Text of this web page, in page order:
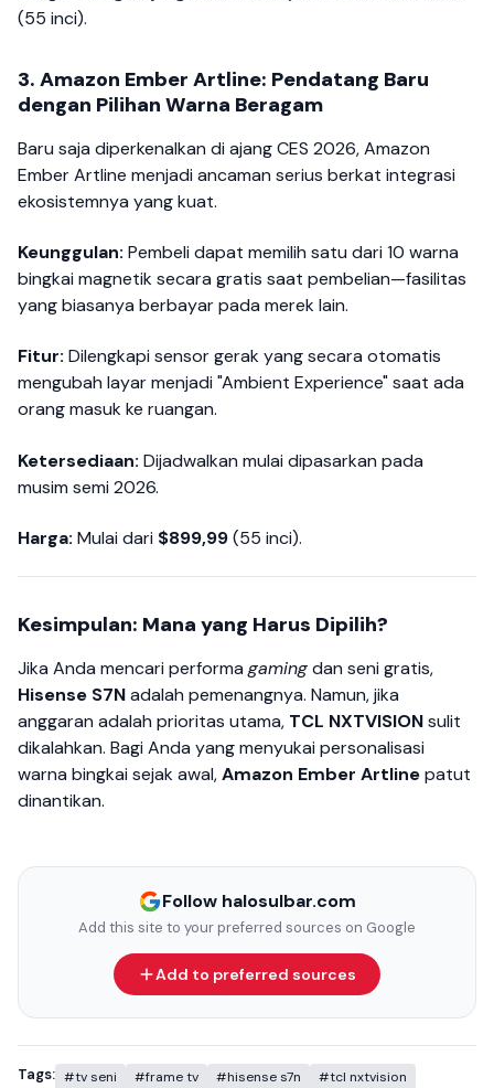
(55 inci).
3. Amazon Ember Artline: Pendatang Baru
dengan Pilihan Warna Beragam
Baru saja diperkenalkan di ajang CES 2026, Amazon
Ember Artline menjadi ancaman serius berkat integrasi
ekosistemnya yang kuat.
Keunggulan: Pembeli dapat memilih satu dari 10 warna
bingkai magnetik secara gratis saat pembelian—fasilitas
yang biasanya berbayar pada merek lain.
Fitur: Dilengkapi sensor gerak yang secara otomatis
mengubah layar menjadi "Ambient Experience" saat ada
orang masuk ke ruangan.
Ketersediaan: Dijadwalkan mulai dipasarkan pada
musim semi 2026.
Harga: Mulai dari $899,99(55 inci).
Kesimpulan: Mana yang Harus Dipilih?
Jika Anda mencari performagamingdan seni gratis,
Hisense S7Nadalah pemenangnya. Namun, jika
anggaran adalah prioritas utama, TCL NXTVISIONsulit
dikalahkan. Bagi Anda yang menyukai personalisasi
warna bingkai sejak awal,Amazon Ember Artlinepatut
dinantikan.
Follow halosulbar.com
Add this site to your preferred sources on Google
Add to preferred sources
Tags: #tv seni #frame tv #hisense s7n #tcl nxtvision